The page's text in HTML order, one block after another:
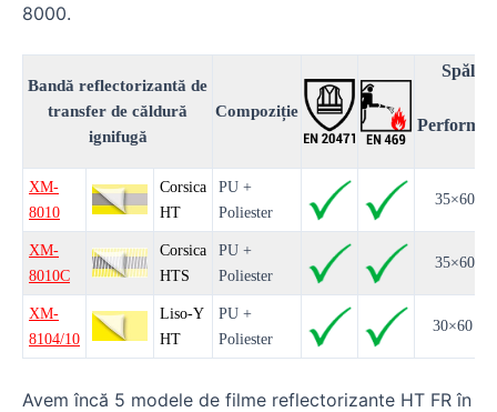
8000.
Bandă reflectorizantă de
transfer de căldură
ignifugă
Compoziție
Spălat
XM-
8010
Corsica
HT
PU +
Poliester
35×60 °C
XM-
8010C
Corsica
HTS
PU +
Poliester
35×60 °C
XM-
8104/10
Liso-Y
HT
PU +
Poliester
30×60 ° C
Avem încă 5 modele de filme reflectorizante HT FR în